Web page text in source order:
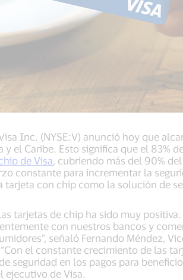
Inc. (NYSE:V) anunció hoy que
el Caribe. Esto significa que el 83%
de Visa , cubriendo más del 90%
constante para incrementar la
con chip como la solución de
tarjetas de chip ha sido muy
con nuestros bancos y
señaló Fernando Méndez,
el constante crecimiento de las
seguridad en los pagos para
de Visa.